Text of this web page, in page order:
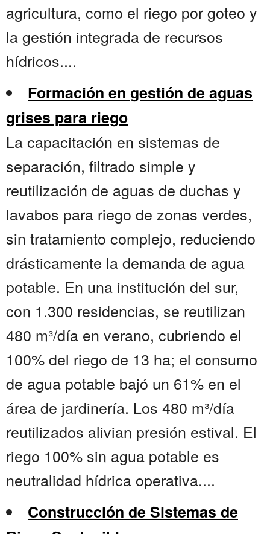
agricultura, como el riego por goteo y
la gestión integrada de recursos
hídricos....
Formación en gestión de aguas
grises para riego
La capacitación en sistemas de
separación, filtrado simple y
reutilización de aguas de duchas y
lavabos para riego de zonas verdes,
sin tratamiento complejo, reduciendo
drásticamente la demanda de agua
potable. En una institución del sur,
con 1.300 residencias, se reutilizan
480 m³/día en verano, cubriendo el
100% del riego de 13 ha; el consumo
de agua potable bajó un 61% en el
área de jardinería. Los 480 m³/día
reutilizados alivian presión estival. El
riego 100% sin agua potable es
neutralidad hídrica operativa....
Construcción de Sistemas de